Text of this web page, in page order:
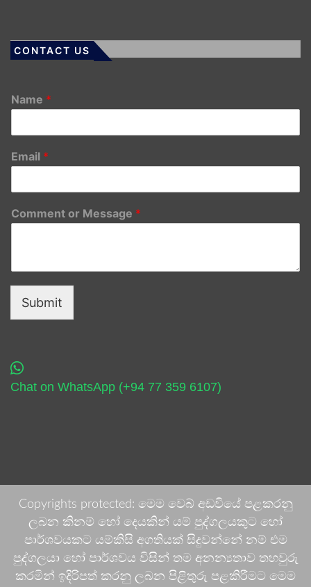
CONTACT US
Name *
Email *
Comment or Message *
Submit
Chat on WhatsApp (+94 77 359 6107)
Copyrights protected: මෙම වෙබ් අඩවියේ පළකරනු
ලබන කිනම් හෝ දෙයකින් යම් පුද්ගලයකුට හෝ
පාර්ශවයකට යම්කිසි අගතියක් සිදුවන්නේ නම් එම
පුද්ගලයා හෝ පාර්ශවය විසින් තම අනන්‍යතාව තහවුරු
කරමින් ඉදිරිපත් කරනු ලබන පිළිතුරු පළකිරීමට මෙම